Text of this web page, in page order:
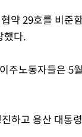
약 29호를 비준
했다.
주노동자들은 5
하고 용산 대통